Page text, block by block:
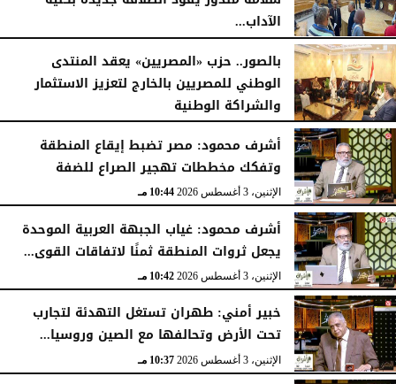
الآداب...
الأربعاء، 5 أغسطس 2026
بالصور.. حزب «المصريين» يعقد المنتدى
الوطني للمصريين بالخارج لتعزيز الاستثمار
والشراكة الوطنية
الثلاثاء، 4 أغسطس 2026
أشرف محمود: مصر تضبط إيقاع المنطقة
وتفكك مخططات تهجير الصراع للضفة
الإثنين، 3 أغسطس 2026 10:44 مـ
أشرف محمود: غياب الجبهة العربية الموحدة
يجعل ثروات المنطقة ثمنًا لاتفاقات القوى...
الإثنين، 3 أغسطس 2026 10:42 مـ
خبير أمني: طهران تستغل التهدئة لتجارب
تحت الأرض وتحالفها مع الصين وروسيا...
الإثنين، 3 أغسطس 2026 10:37 مـ